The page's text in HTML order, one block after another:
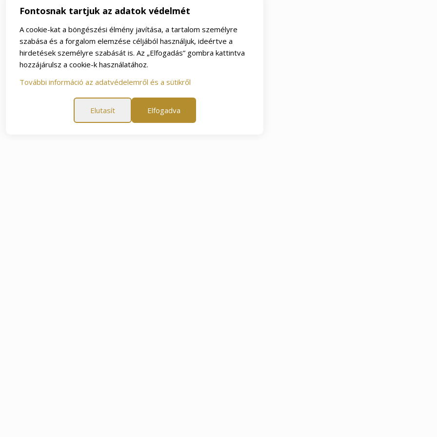
Fontosnak tartjuk az adatok védelmét
A cookie-kat a böngészési élmény javítása, a tartalom személyre
szabása és a forgalom elemzése céljából használjuk, ideértve a
hirdetések személyre szabását is. Az „Elfogadás” gombra kattintva
hozzájárulsz a cookie-k használatához.
További információ az adatvédelemről és a sütikről
Elutasít Elfogadva